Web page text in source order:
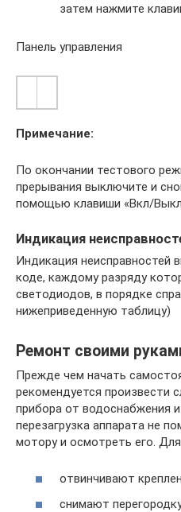
затем нажмите
Панель управления
Примечание:
По окончании тестового
прерывания выключите и
помощью клавиши «Вкл/
Индикация
Индикация неисправностей
коде, каждому разряду
светодиодов, в порядке
нижеприведенную таблицу)
Ремонт своими
Прежде чем начать
рекомендуется произвести
прибора от водоснабжения
перезагрузка аппарата не
мотору и осмотреть его. Для
отвинчивают
снимают